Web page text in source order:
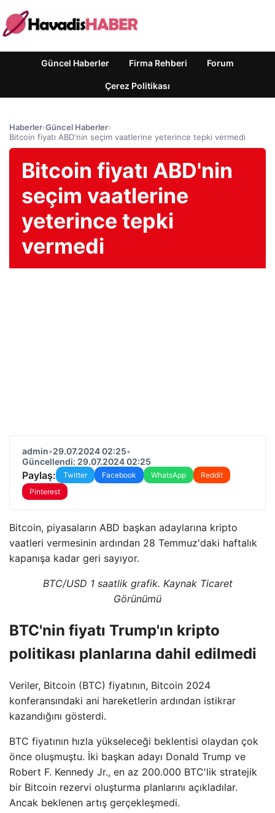
Güncel Haberler Firma Rehberi Forum
Çerez Politikası
Haberler›Güncel Haberler›
Bitcoin fiyatı ABD'nin seçim vaatlerine yeterince tepki vermedi
Bitcoin fiyatı ABD'nin
seçim vaatlerine
yeterince tepki
vermedi
admin•29.07.2024 02:25•
Güncellendi: 29.07.2024 02:25
Paylaş: Twitter Facebook WhatsApp
Reddit
Pinterest
Bitcoin, piyasaların ABD başkan adaylarına kripto
vaatleri vermesinin ardından 28 Temmuz'daki haftalık
kapanışa kadar geri sayıyor.
BTC/USD 1 saatlik grafik. Kaynak Ticaret
Görünümü
BTC'nin fiyatı Trump'ın kripto
politikası planlarına dahil edilmedi
Veriler, Bitcoin (BTC) fiyatının, Bitcoin 2024
konferansındaki ani hareketlerin ardından istikrar
kazandığını gösterdi.
BTC fiyatının hızla yükseleceği beklentisi olaydan çok
önce oluşmuştu. İki başkan adayı Donald Trump ve
Robert F. Kennedy Jr., en az 200.000 BTC'lik stratejik
bir Bitcoin rezervi oluşturma planlarını açıkladılar.
Ancak beklenen artış gerçekleşmedi.